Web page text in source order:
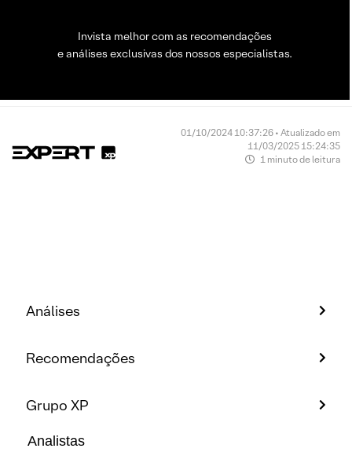
Invista melhor com as recomendações
e análises exclusivas dos nossos especialistas.
01/10/2024 10:37:26 • Atualizado em
11/03/2025 15:24:35
1 minuto de leitura
Análises
Recomendações
Grupo XP
Analistas